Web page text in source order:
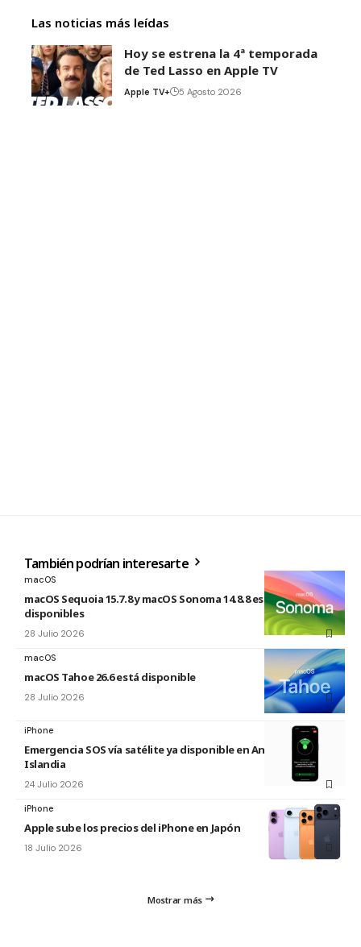
Las noticias más leídas
Hoy se estrena la 4ª temporada
de Ted Lasso en Apple TV
Apple TV+ 5 Agosto 2026
También podrían interesarte
macOS
macOS Sequoia 15.7.8 y macOS Sonoma 14.8.8 están
disponibles
28 Julio 2026
macOS
macOS Tahoe 26.6 está disponible
28 Julio 2026
iPhone
Emergencia SOS vía satélite ya disponible en Andorra e
Islandia
24 Julio 2026
iPhone
Apple sube los precios del iPhone en Japón
18 Julio 2026
Mostrar más